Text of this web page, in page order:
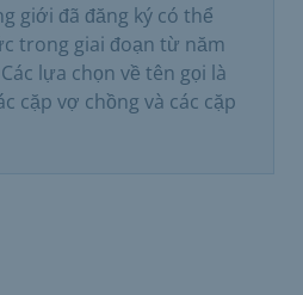
giới đã đăng ký có thể
trong giai đoạn từ năm
lựa chọn về tên gọi là
cặp vợ chồng và các cặp